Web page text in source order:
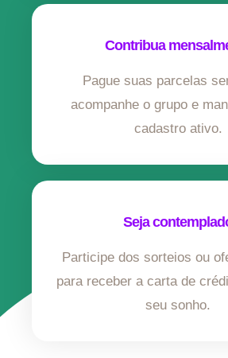
Contribua
Pague suas parcelas
acompanhe o grupo e
cadastro ativo.
Seja
Participe dos sorteios ou
para receber a carta de
seu sonho.